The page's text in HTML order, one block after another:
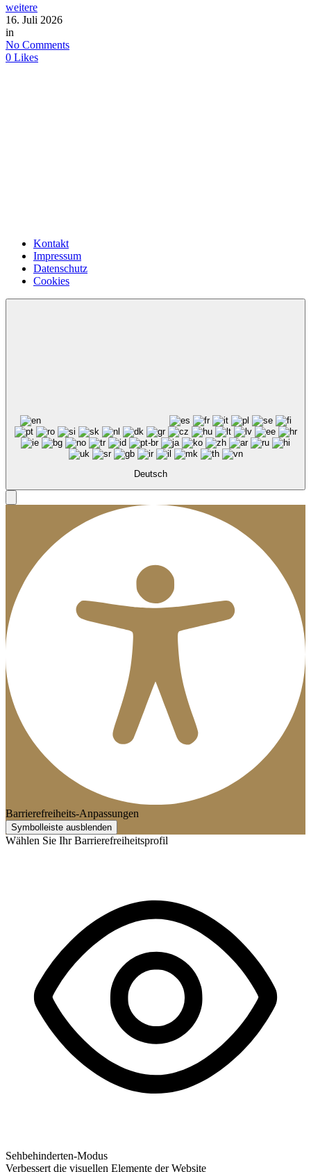
weitere
16. Juli 2026
in
No Comments
0 Likes
Kontakt
Impressum
Datenschutz
Cookies
Deutsch
Barrierefreiheits-Anpassungen
Symbolleiste ausblenden
Wählen Sie Ihr Barrierefreiheitsprofil
Sehbehinderten-Modus
Verbessert die visuellen Elemente der Website